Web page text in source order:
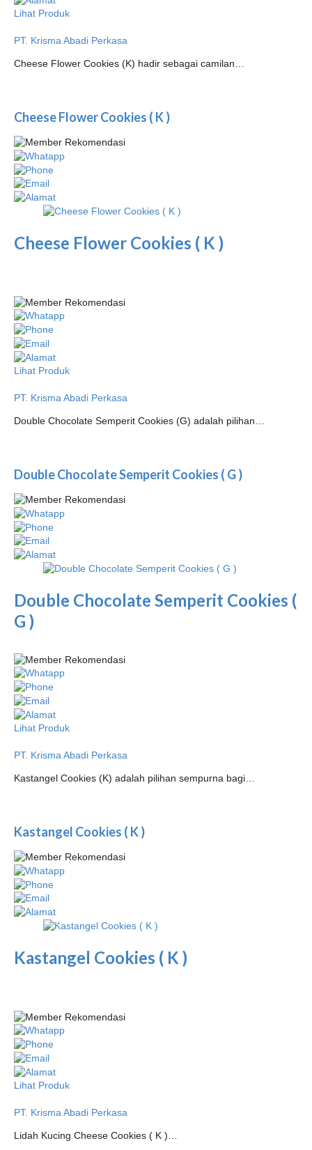
Lihat Produk
PT. Krisma Abadi Perkasa
Cheese Flower Cookies (K) hadir sebagai camilan…
Cheese Flower Cookies ( K )
Cheese Flower Cookies ( K )
Lihat Produk
PT. Krisma Abadi Perkasa
Double Chocolate Semperit Cookies (G) adalah pilihan…
Double Chocolate Semperit Cookies ( G )
Double Chocolate Semperit Cookies (
G )
Lihat Produk
PT. Krisma Abadi Perkasa
Kastangel Cookies (K) adalah pilihan sempurna bagi…
Kastangel Cookies ( K )
Kastangel Cookies ( K )
Lihat Produk
PT. Krisma Abadi Perkasa
Lidah Kucing Cheese Cookies ( K )…